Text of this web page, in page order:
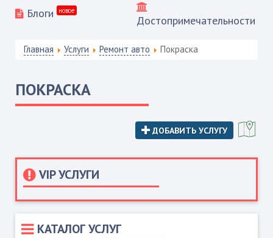
Блоги
новое
Достопримечательности
Главная Услуги Ремонт авто Покраска
VIP УСЛУГИ
КАТАЛОГ УСЛУГ
ПОКРАСКА
ДОБАВИТЬ УСЛУГУ